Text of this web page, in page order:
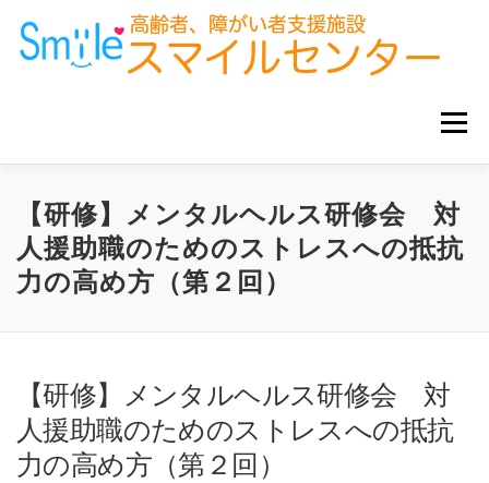
キ
メニュー
ホーム お知らせ サービス事業所 グループ企業
お役立ち情報
【研修】メンタルヘルス研修会 対
人援助職のためのストレスへの抵抗
力の高め方（第２回）
【研修】メンタルヘルス研修会 対
人援助職のためのストレスへの抵抗
力の高め方（第２回）